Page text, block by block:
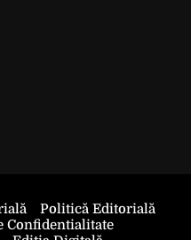
Politică Editorială
Confidentialitate